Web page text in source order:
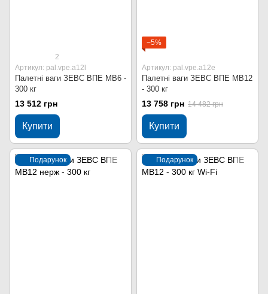
2
Артикул: pal.vpe.a12l
Палетні ваги ЗЕВС ВПЕ МВ6 -
300 кг
13 512 грн
Купити
−5%
Артикул: pal.vpe.a12e
Палетні ваги ЗЕВС ВПЕ МВ12
- 300 кг
13 758 грн 14 482 грн
Купити
Подарунок Подарунок